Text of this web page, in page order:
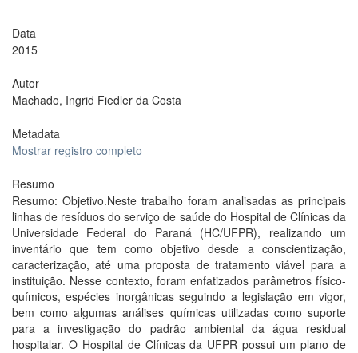
Data
2015
Autor
Machado, Ingrid Fiedler da Costa
Metadata
Mostrar registro completo
Resumo
Resumo: Objetivo.Neste trabalho foram analisadas as principais
linhas de resíduos do serviço de saúde do Hospital de Clínicas da
Universidade Federal do Paraná (HC/UFPR), realizando um
inventário que tem como objetivo desde a conscientização,
caracterização, até uma proposta de tratamento viável para a
instituição. Nesse contexto, foram enfatizados parâmetros físico-
químicos, espécies inorgânicas seguindo a legislação em vigor,
bem como algumas análises químicas utilizadas como suporte
para a investigação do padrão ambiental da água residual
hospitalar. O Hospital de Clínicas da UFPR possui um plano de